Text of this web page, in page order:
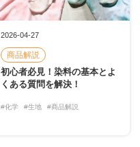
2026-04-27
商品解説
初心者必見！染料の基本とよ
くある質問を解決！
#化学 #生地 #商品解説